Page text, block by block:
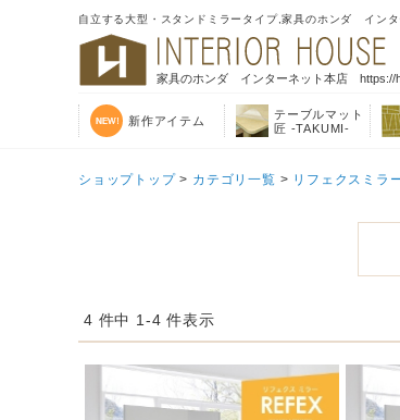
自立する大型・スタンドミラータイプ,家具のホンダ イン
家具のホンダ インターネット本店 https://
新作アイテム
テーブルマット
匠 -TAKUMI-
ショップトップ> カテゴリ一覧 > リフェクスミラ
4 件中 1-4 件表示